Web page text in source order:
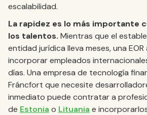
escalabilidad.
La rapidez es lo más importante
los talentos. Mientras que el
entidad jurídica lleva meses, una
incorporar empleados
días. Una empresa de tecnología
Fráncfort que necesite
inmediato puede contratar a
de Estonia o Lituania e